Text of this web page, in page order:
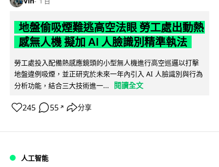
地盤偷吸煙難逃高空法眼 勞工處出動熱
感無人機 擬加 AI 人臉識別精準執法
勞工處投入配備熱感應鏡頭的小型無人機進行高空巡邏以打擊
地盤違例吸煙，並正研究於未來一年內引入 AI 人臉識別與行為
分析功能，結合三大技術進一...
閱讀全文
245 55 ↗ 分享
人工智能